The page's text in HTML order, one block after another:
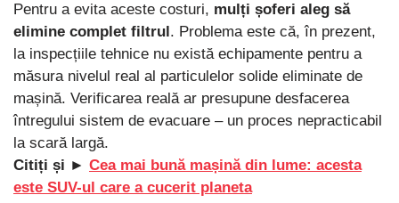
Pentru a evita aceste costuri, mulți șoferi aleg să
elimine complet filtrul . Problema este că, în prezent,
la inspecțiile tehnice nu există echipamente pentru a
măsura nivelul real al particulelor solide eliminate de
mașină. Verificarea reală ar presupune desfacerea
întregului sistem de evacuare – un proces nepracticabil
la scară largă.
Citiți și ► Cea mai bună mașină din lume: acesta
este SUV-ul care a cucerit planeta